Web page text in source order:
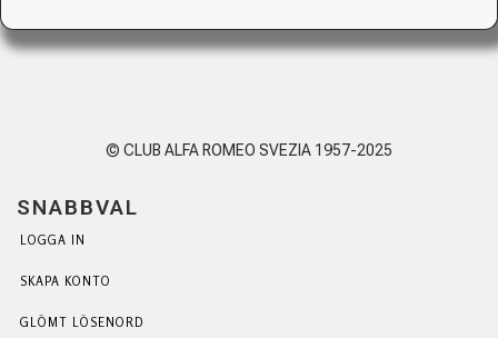
© CLUB ALFA ROMEO SVEZIA 1957-2025
SNABBVAL
LOGGA IN
SKAPA KONTO
GLÖMT LÖSENORD